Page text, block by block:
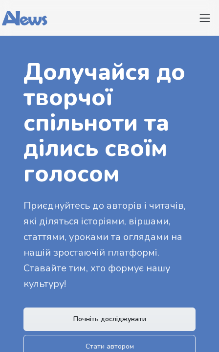
Долучайся до
творчої
спільноти та
ділись своїм
голосом
Приєднуйтесь до авторів і читачів,
які діляться історіями, віршами,
статтями, уроками та оглядами на
нашій зростаючій платформі.
Ставайте тим, хто формує нашу
культуру!
Почніть досліджувати
Стати автором